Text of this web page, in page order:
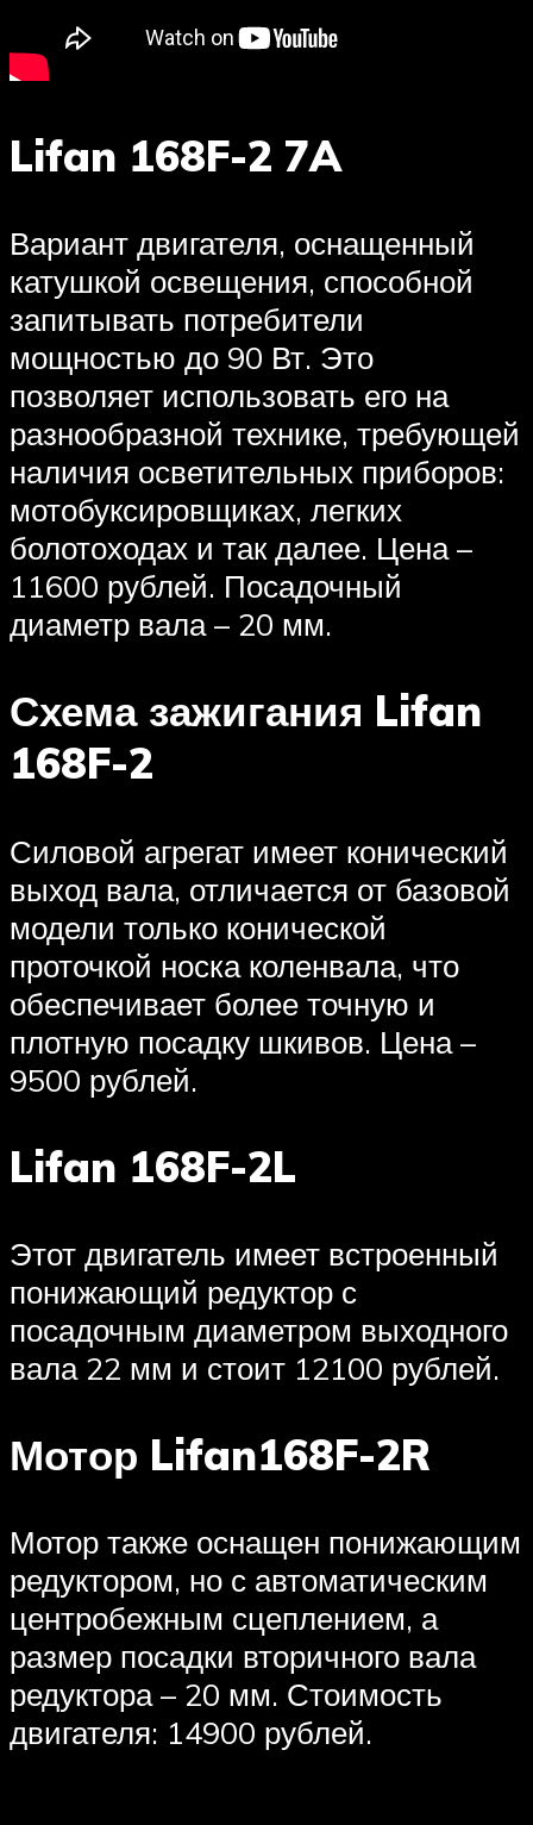
Lifan 168F-2 7A
Вариант двигателя, оснащенный
катушкой освещения, способной
запитывать потребители
мощностью до 90 Вт. Это
позволяет использовать его на
разнообразной технике, требующей
наличия осветительных приборов:
мотобуксировщиках, легких
болотоходах и так далее. Цена –
11600 рублей. Посадочный
диаметр вала – 20 мм.
Схема зажигания Lifan
168F-2
Силовой агрегат имеет конический
выход вала, отличается от базовой
модели только конической
проточкой носка коленвала, что
обеспечивает более точную и
плотную посадку шкивов. Цена –
9500 рублей.
Lifan 168F-2L
Этот двигатель имеет встроенный
понижающий редуктор с
посадочным диаметром выходного
вала 22 мм и стоит 12100 рублей.
Мотор Lifan168F-2R
Мотор также оснащен понижающим
редуктором, но с автоматическим
центробежным сцеплением, а
размер посадки вторичного вала
редуктора – 20 мм. Стоимость
двигателя: 14900 рублей.